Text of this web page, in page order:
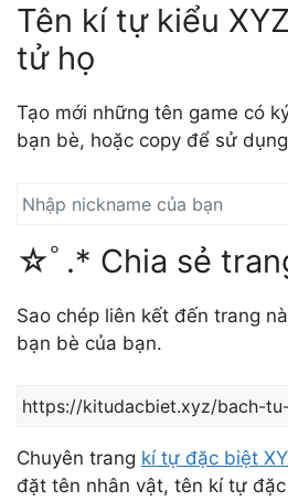
Tên kí tự kiểu
tử họ
Tạo mới những tên game có
bạn bè, hoặc copy để sử
☆ﾟ.* Chia sẻ
Sao chép liên kết đến trang
bạn bè của bạn.
Chuyên trang kí tự đặc biệt
đặt tên nhân vật, tên kí tự